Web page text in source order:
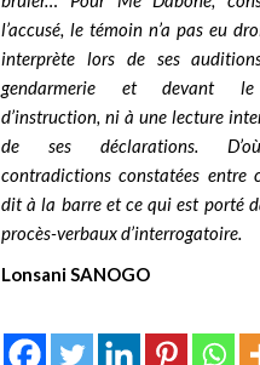
l’accusé, le témoin n’a pas eu
interprète lors de ses
gendarmerie et devant
d’instruction, ni à une lecture
de ses déclarations.
contradictions constatées entre
dit à la barre et ce qui est porté
procès-verbaux d’interrogatoire.
Lonsani SANOGO